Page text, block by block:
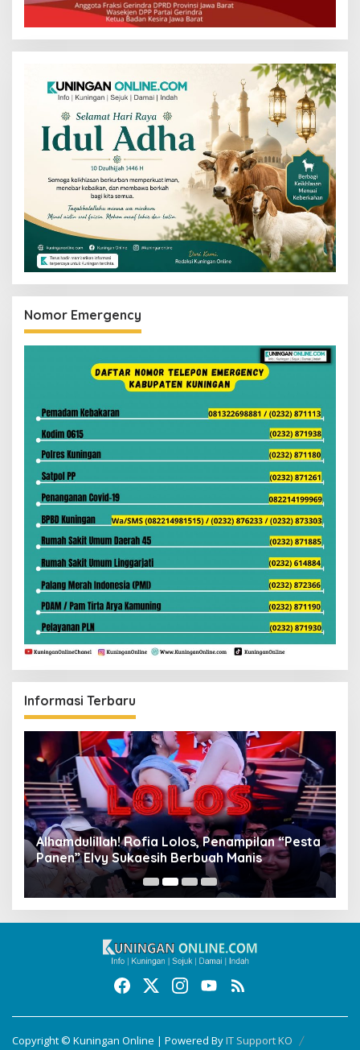
Nomor Emergency
Informasi Terbaru
Alhamdulillah! Rofia Lolos, Penampilan “Pesta
Panen” Elvy Sukaesih Berbuah Manis
Copyright © Kuningan Online | Powered ByIT Support KO